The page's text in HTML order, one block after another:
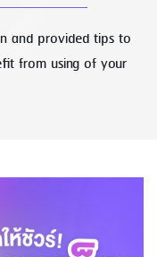
and provided tips to
from using of your